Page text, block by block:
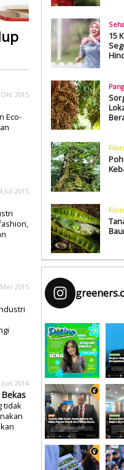
2015
Eco-
Jul 2015
2015
Jun 2014
tidak
15